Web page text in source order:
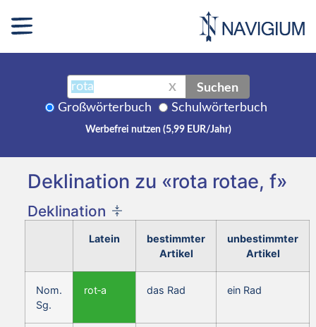
X Suchen
Großwörterbuch Schulwörterbuch
Werbefrei nutzen (5,99 EUR/Jahr)
Deklination zu «rota rotae, f»
Deklination
Latein
bestimmter
Artikel
unbestimmter
Artikel
Nom.
Sg.
rot‑a das Rad ein Rad